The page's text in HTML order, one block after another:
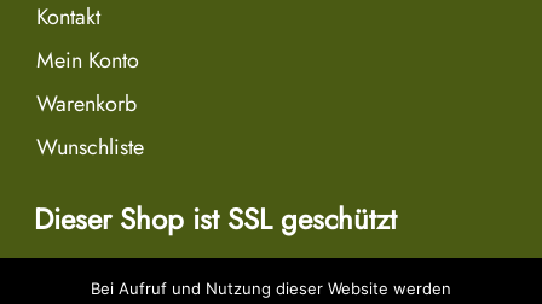
Kontakt
Mein Konto
Warenkorb
Wunschliste
Dieser Shop ist SSL geschützt
Bei Aufruf und Nutzung dieser Website werden